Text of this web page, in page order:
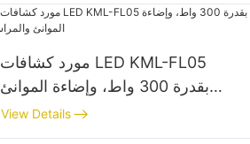
مورد كشافات LED KML-FL05
بقدرة 300 واط، وإضاءة الموانئ
والمراسي
View Details